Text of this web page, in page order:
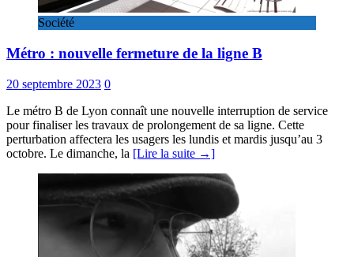
Société
Métro : nouvelle fermeture de la ligne B
20 septembre 2023 0
Le métro B de Lyon connaît une nouvelle interruption de service
pour finaliser les travaux de prolongement de sa ligne. Cette
perturbation affectera les usagers les lundis et mardis jusqu’au 3
octobre. Le dimanche, la [Lire la suite →]